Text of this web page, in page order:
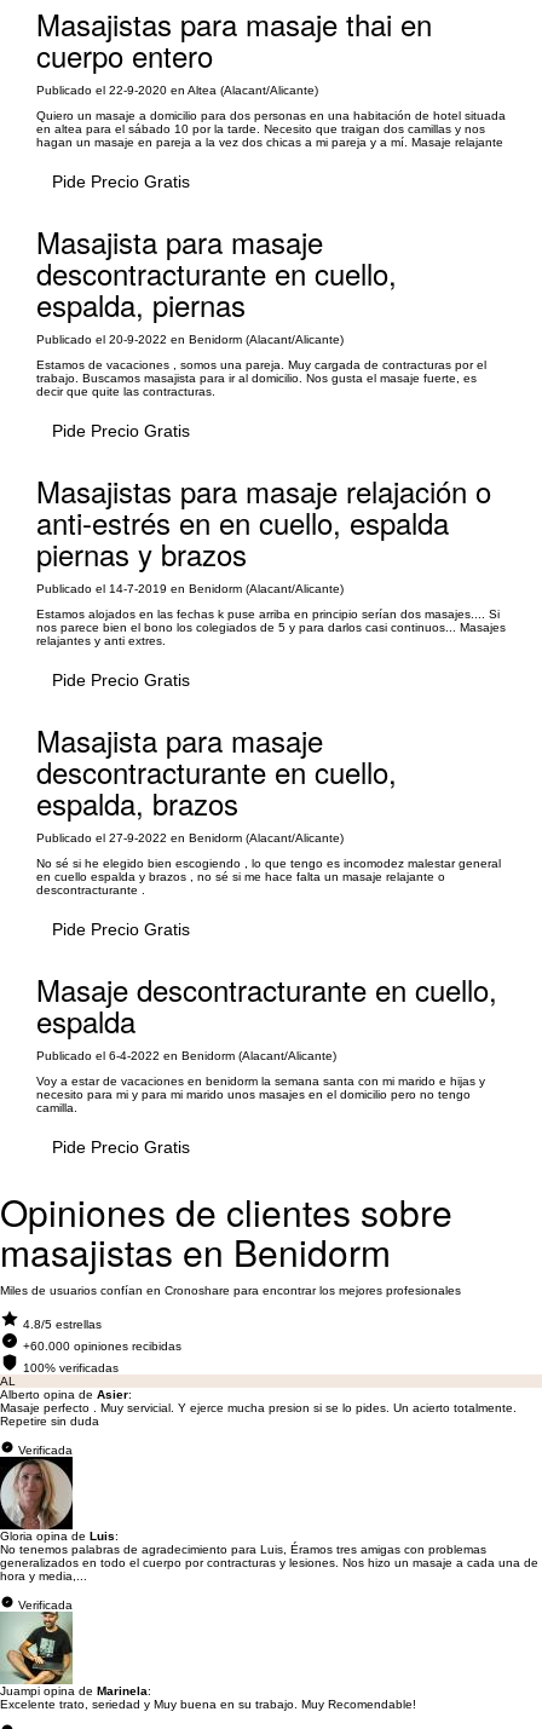
Masajistas para masaje thai en
cuerpo entero
Publicado el 22-9-2020 en Altea (Alacant/Alicante)
Quiero un masaje a domicilio para dos personas en una habitación de hotel situada
en altea para el sábado 10 por la tarde. Necesito que traigan dos camillas y nos
hagan un masaje en pareja a la vez dos chicas a mi pareja y a mí. Masaje relajante
Pide Precio Gratis
Masajista para masaje
descontracturante en cuello,
espalda, piernas
Publicado el 20-9-2022 en Benidorm (Alacant/Alicante)
Estamos de vacaciones , somos una pareja. Muy cargada de contracturas por el
trabajo. Buscamos masajista para ir al domicilio. Nos gusta el masaje fuerte, es
decir que quite las contracturas.
Pide Precio Gratis
Masajistas para masaje relajación o
anti-estrés en en cuello, espalda
piernas y brazos
Publicado el 14-7-2019 en Benidorm (Alacant/Alicante)
Estamos alojados en las fechas k puse arriba en principio serían dos masajes.... Si
nos parece bien el bono los colegiados de 5 y para darlos casi continuos... Masajes
relajantes y anti extres.
Pide Precio Gratis
Masajista para masaje
descontracturante en cuello,
espalda, brazos
Publicado el 27-9-2022 en Benidorm (Alacant/Alicante)
No sé si he elegido bien escogiendo , lo que tengo es incomodez malestar general
en cuello espalda y brazos , no sé si me hace falta un masaje relajante o
descontracturante .
Pide Precio Gratis
Masaje descontracturante en cuello,
espalda
Publicado el 6-4-2022 en Benidorm (Alacant/Alicante)
Voy a estar de vacaciones en benidorm la semana santa con mi marido e hijas y
necesito para mi y para mi marido unos masajes en el domicilio pero no tengo
camilla.
Pide Precio Gratis
Opiniones de clientes sobre
masajistas en Benidorm
Miles de usuarios confían en Cronoshare para encontrar los mejores profesionales
4.8/5 estrellas
+60.000 opiniones recibidas
100% verificadas
AL
Alberto opina de Asier:
Masaje perfecto . Muy servicial. Y ejerce mucha presion si se lo pides. Un acierto totalmente.
Repetire sin duda
Verificada
Gloria opina de Luis:
No tenemos palabras de agradecimiento para Luis, Éramos tres amigas con problemas
generalizados en todo el cuerpo por contracturas y lesiones. Nos hizo un masaje a cada una de
hora y media,...
Verificada
Juampi opina de Marinela:
Excelente trato, seriedad y Muy buena en su trabajo. Muy Recomendable!